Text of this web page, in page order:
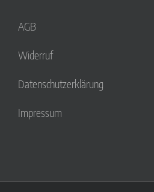
AGB
Widerruf
Datenschutzerklärung
Impressum